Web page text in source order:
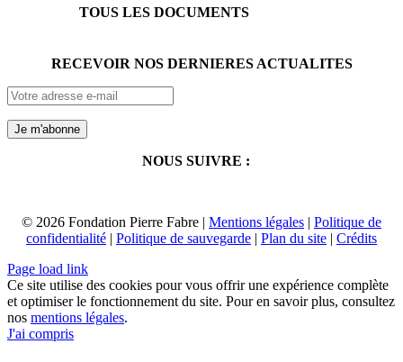
TOUS LES DOCUMENTS
RECEVOIR NOS DERNIERES ACTUALITES
NOUS SUIVRE :
© 2026 Fondation Pierre Fabre | Mentions légales | Politique de
confidentialité | Politique de sauvegarde | Plan du site | Crédits
Page load link
Ce site utilise des cookies pour vous offrir une expérience complète
et optimiser le fonctionnement du site. Pour en savoir plus, consultez
nos mentions légales.
J'ai compris